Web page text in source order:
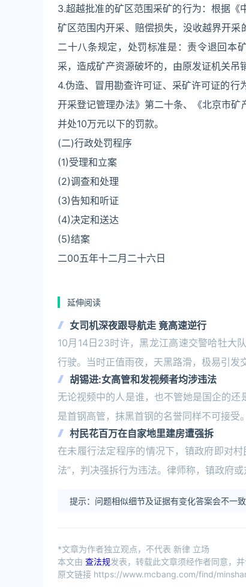
3.超越批准的矿区范围采矿的行为：根据
矿区范围内开采、赔偿损失，没收越界开
二十八条规定，处罚标准是：责令退回本
采，造成矿产资源破坏的，由原发证机关吊
4.伪造、冒用勘查许可证、采矿许可证的
开采登记管理办法》第二十条、《北京市
并处10万元以下的罚款。
(二)行政处罚程序
(1)受理和立案
(2)调查和处理
(3)告知和听证
(4)决定和送达
(5)结案
二00五年十二月二十六日
延伸阅读
女司机深夜跟导航走 竟高速逆行
10月14日23时许，黑龙江高速交警哈牡大
行驶。当时正值雨夜，天黑路滑，极易引
胡锡进:女高管和发视频者均涉违法
无论视频中的人是谁，也不管她是国企的
是首钢高管，抹黑首钢的名誉同样不可接
村民花百万在自家地里建房遭强拆
在未履行法定程序的情况下，镇政府即对
法”，判决强拆行为违法。律师称，镇政府
提示：问题相似细节及证据有变化答案会不一
*文章为作者独立观点，不代表 新律 立场
本文由 查法规发表，转载此文章须经作者同意，
原文链接 https://www.mcbang.com/find/